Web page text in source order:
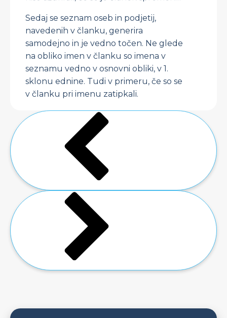
Sedaj se seznam oseb in podjetij,
navedenih v članku, generira
samodejno in je vedno točen. Ne glede
na obliko imen v članku so imena v
seznamu vedno v osnovni obliki, v 1.
sklonu ednine. Tudi v primeru, če so se
v članku pri imenu zatipkali.